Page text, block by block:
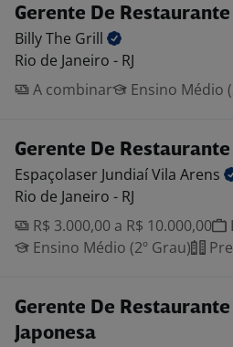
Gerente De Restaurante
Billy The Grill
Rio de Janeiro - RJ
A combinar
Ensino Médio
Gerente De Restaurante
Espaçolaser Jundiaí Vila Arens
Rio de Janeiro - RJ
R$ 3.000,00 a R$ 10.000,00
Ensino Médio (2º Grau)
Gerente De
Japonesa